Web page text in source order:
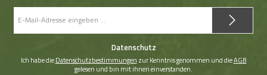
Mail-
Datenschutz
Ich habe dieDatenschutzbestimmungen zur Kenntnis genommen und dieAGB
gelesen und bin mit ihnen einverstanden.